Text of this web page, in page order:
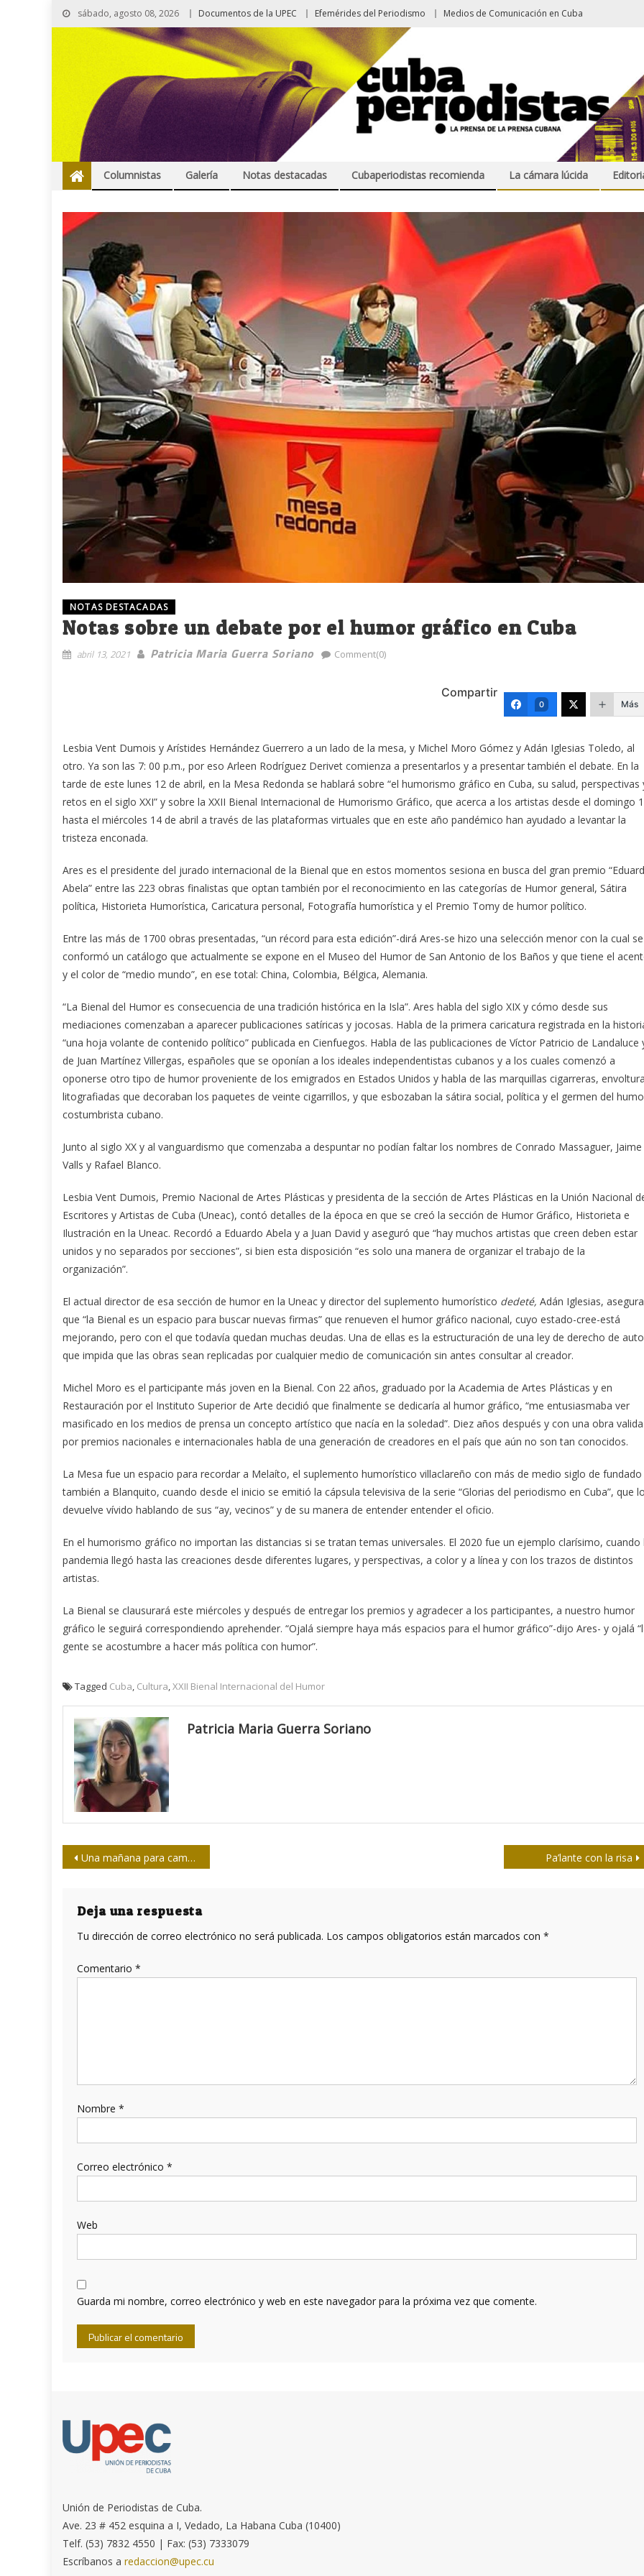
sábado, agosto 08, 2026 Documentos de la UPEC Efemérides del Periodismo Medios de Comunicación en Cuba
Columnistas Galería Notas destacadas Cubaperiodistas recomienda La cámara lúcida
NOTAS DESTACADAS
Notas sobre un debate por el humor gráfico en Cuba
abril 13, 2021 Patricia Maria Guerra Soriano Comment(0)
Compartir
0 Más
Lesbia Vent Dumois y Arístides Hernández Guerrero a un lado de la mesa, y Michel Moro Gómez y Adán Iglesias Toledo, al
otro. Ya son las 7: 00 p.m., por eso Arleen Rodríguez Derivet comienza a presentarlos y a presentar también el debate. En la
tarde de este lunes 12 de abril, en la Mesa Redonda se hablará sobre “el humorismo gráfico en Cuba, su salud, perspectivas
retos en el siglo XXI” y sobre la XXII Bienal Internacional de Humorismo Gráfico, que acerca a los artistas desde el domingo
hasta el miércoles 14 de abril a través de las plataformas virtuales que en este año pandémico han ayudado a levantar la
tristeza enconada.
Ares es el presidente del jurado internacional de la Bienal que en estos momentos sesiona en busca del gran premio
Abela” entre las 223 obras finalistas que optan también por el reconocimiento en las categorías de Humor general, Sátira
política, Historieta Humorística, Caricatura personal, Fotografía humorística y el Premio Tomy de humor político.
Entre las más de 1700 obras presentadas, “un récord para esta edición”-dirá Ares-se hizo una selección menor con la cual se
conformó un catálogo que actualmente se expone en el Museo del Humor de San Antonio de los Baños y que tiene el
y el color de “medio mundo”, en ese total: China, Colombia, Bélgica, Alemania.
“La Bienal del Humor es consecuencia de una tradición histórica en la Isla”. Ares habla del siglo XIX y cómo desde sus
mediaciones comenzaban a aparecer publicaciones satíricas y jocosas. Habla de la primera caricatura registrada en la
“una hoja volante de contenido político” publicada en Cienfuegos. Habla de las publicaciones de Víctor Patricio de Landaluce
de Juan Martínez Villergas, españoles que se oponían a los ideales independentistas cubanos y a los cuales comenzó a
oponerse otro tipo de humor proveniente de los emigrados en Estados Unidos y habla de las marquillas cigarreras,
litografiadas que decoraban los paquetes de veinte cigarrillos, y que esbozaban la sátira social, política y el germen del
costumbrista cubano.
Junto al siglo XX y al vanguardismo que comenzaba a despuntar no podían faltar los nombres de Conrado Massaguer, Jaime
Valls y Rafael Blanco.
Lesbia Vent Dumois, Premio Nacional de Artes Plásticas y presidenta de la sección de Artes Plásticas en la Unión Nacional
Escritores y Artistas de Cuba (Uneac), contó detalles de la época en que se creó la sección de Humor Gráfico, Historieta e
Ilustración en la Uneac. Recordó a Eduardo Abela y a Juan David y aseguró que “hay muchos artistas que creen deben estar
unidos y no separados por secciones”, si bien esta disposición “es solo una manera de organizar el trabajo de la
organización”.
El actual director de esa sección de humor en la Uneac y director del suplemento humorístico dedeté, Adán Iglesias, asegura
que “la Bienal es un espacio para buscar nuevas firmas” que renueven el humor gráfico nacional, cuyo estado-cree-está
mejorando, pero con el que todavía quedan muchas deudas. Una de ellas es la estructuración de una ley de derecho de
que impida que las obras sean replicadas por cualquier medio de comunicación sin antes consultar al creador.
Michel Moro es el participante más joven en la Bienal. Con 22 años, graduado por la Academia de Artes Plásticas y en
Restauración por el Instituto Superior de Arte decidió que finalmente se dedicaría al humor gráfico, “me entusiasmaba ver
masificado en los medios de prensa un concepto artístico que nacía en la soledad”. Diez años después y con una obra valida
por premios nacionales e internacionales habla de una generación de creadores en el país que aún no son tan conocidos.
La Mesa fue un espacio para recordar a Melaíto, el suplemento humorístico villaclareño con más de medio siglo de fundado
también a Blanquito, cuando desde el inicio se emitió la cápsula televisiva de la serie “Glorias del periodismo en Cuba”, que
devuelve vívido hablando de sus “ay, vecinos” y de su manera de entender entender el oficio.
En el humorismo gráfico no importan las distancias si se tratan temas universales. El 2020 fue un ejemplo clarísimo, cuando
pandemia llegó hasta las creaciones desde diferentes lugares, y perspectivas, a color y a línea y con los trazos de distintos
artistas.
La Bienal se clausurará este miércoles y después de entregar los premios y agradecer a los participantes, a nuestro humor
gráfico le seguirá correspondiendo aprehender. “Ojalá siempre haya más espacios para el humor gráfico”-dijo Ares- y ojalá
gente se acostumbre a hacer más política con humor”.
Tagged Cuba, Cultura,XXII Bienal Internacional del Humor
Patricia Maria Guerra Soriano
Navegación
entradas
Una mañana para cambiar la rutina Pa’lante con la risa
Deja una respuesta
Tu dirección de correo electrónico no será publicada. Los campos obligatorios están marcados con *
Comentario *
Nombre *
Correo electrónico *
Web
Guarda mi nombre, correo electrónico y web en este navegador para la próxima vez que comente.
Unión de Periodistas de Cuba.
Ave. 23 # 452 esquina a I, Vedado, La Habana Cuba (10400)
Telf. (53) 7832 4550 | Fax: (53) 7333079
Escríbanos aredaccion@upec.cu